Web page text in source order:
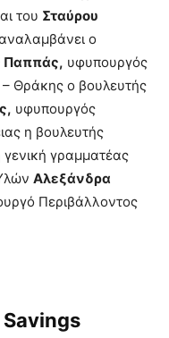
του Σταύρου
ο
Παππάς, υφυπουργός
Θράκης ο βουλευτής
υφυπουργός
η βουλευτής
γραμματέας
Αλεξάνδρα
Περιβάλλοντος